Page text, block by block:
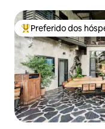
Entre os melhores
Preferido dos